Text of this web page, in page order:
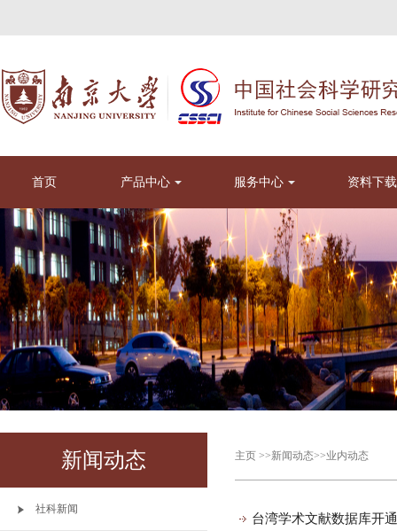
首页 产品中心 服务中心 资料下载
新闻动态
社科新闻
主页 >>新闻动态>>业内动态
台湾学术文献数据库开